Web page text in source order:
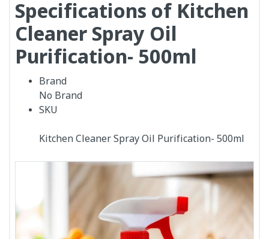
Specifications of Kitchen
Cleaner Spray Oil
Purification- 500ml
Brand
No Brand
SKU
Kitchen Cleaner Spray Oil Purification- 500ml